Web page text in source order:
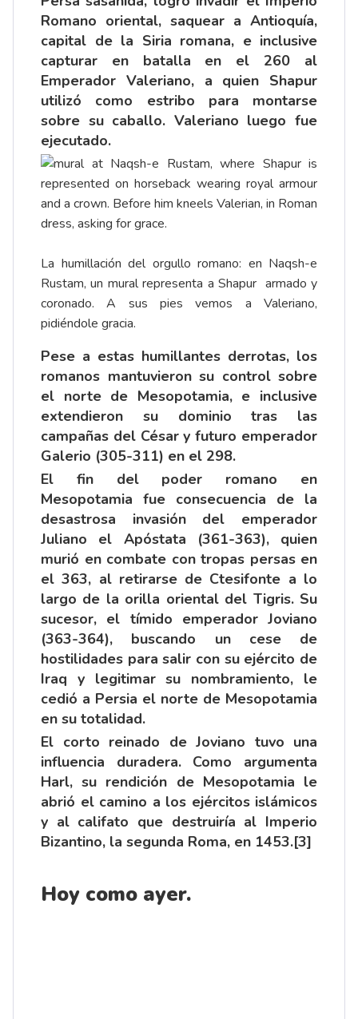
Romano oriental, saquear a Antioquía,
capital de la Siria romana, e inclusive
capturar en batalla en el 260 al
Emperador Valeriano, a quien Shapur
utilizó como estribo para montarse
sobre su caballo. Valeriano luego fue
ejecutado.
La humillación del orgullo romano: en Naqsh-e
Rustam, un mural representa a Shapur armado y
coronado. A sus pies vemos a Valeriano,
pidiéndole gracia.
Pese a estas humillantes derrotas, los
romanos mantuvieron su control sobre
el norte de Mesopotamia, e inclusive
extendieron su dominio tras las
campañas del César y futuro emperador
Galerio (305-311) en el 298.
El fin del poder romano en
Mesopotamia fue consecuencia de la
desastrosa invasión del emperador
Juliano el Apóstata (361-363), quien
murió en combate con tropas persas en
el 363, al retirarse de Ctesifonte a lo
largo de la orilla oriental del Tigris. Su
sucesor, el tímido emperador Joviano
(363-364), buscando un cese de
hostilidades para salir con su ejército de
Iraq y legitimar su nombramiento, le
cedió a Persia el norte de Mesopotamia
en su totalidad.
El corto reinado de Joviano tuvo una
influencia duradera. Como argumenta
Harl, su rendición de Mesopotamia le
abrió el camino a los ejércitos islámicos
y al califato que destruiría al Imperio
Bizantino, la segunda Roma, en 1453.[3]
Hoy como ayer.